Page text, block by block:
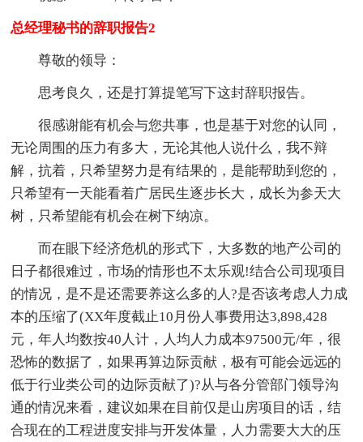
总经理秘书的辞职报告2
尊敬的领导：
思考良久，还是打算提笔写下这封辞职报告。
很感谢能有机会与您共事，也是基于对您的认同，
无论周围的压力有多大，无论其他人说什么，我不辩
解，抗着，只希望努力是有结果的，是能帮助到您的，
只希望有一天能看着广居民生逐步长大，成长为参天大
树，只希望能有机会在树下纳凉。
而在眼下经济危机的形式下，大多数的地产公司的
日子都很难过，市场的情形也不太乐观!结合公司现项目
的情况，是不是还需要养这么多的人?是否该考虑人力成
本的压缩了(XX年度截止10月份人事费用达3,898,428
元，年人均数按40人计，人均人力成本97500元/年，很
恐怖的数据了，如果再算边际贡献，极有可能会远远的
低于行业类公司的边际贡献了)?从与各分管部门领导沟
通的情况来看，建议如果在目前仅是山房项目的话，结
合现在的工程进度安排与开发体量，人力需要大大的压